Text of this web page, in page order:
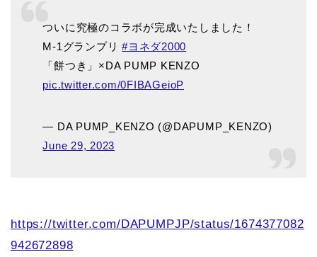
ついに究極のコラボが完成いたしました！
M-1グランプリ#ヨネダ2000
「餅つき」×DA PUMP KENZO
pic.twitter.com/0FIBAGeioP
— DA PUMP_KENZO (@DAPUMP_KENZO)
June 29, 2023
https://twitter.com/DAPUMPJP/status/1674377082
942672898